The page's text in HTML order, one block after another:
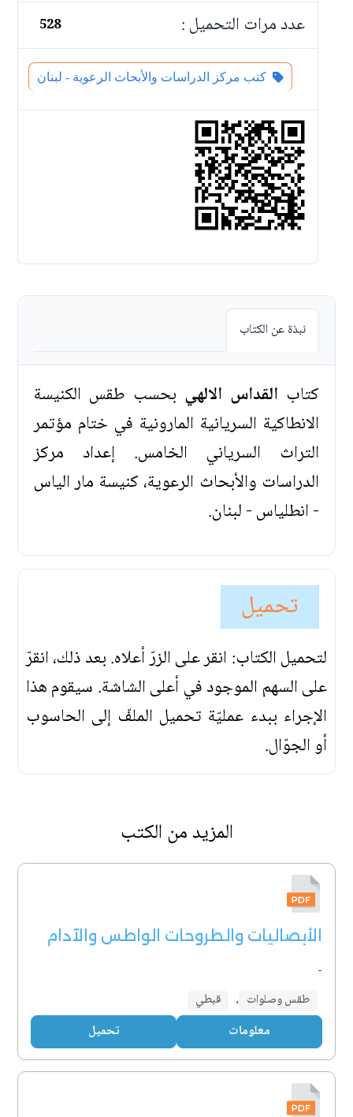
عدد مرات التحميل : 528
كتب مركز الدراسات والأبحاث الرعوية - لبنان
نبذة عن الكتاب
كتاب القداس الالهي بحسب طقس الكنيسة
الانطاكية السريانية المارونية في ختام مؤتمر
التراث السرياني الخامس. إعداد مركز
الدراسات والأبحاث الرعوية، كنيسة مار الياس
- انطلياس - لبنان.
تحميل
لتحميل الكتاب: انقر على الزرّ أعلاه. بعد ذلك، انقرّ
على السهم الموجود في أعلى الشاشة. سيقوم هذا
الإجراء ببدء عمليّة تحميل الملفّ إلى الحاسوب
أو الجوّال.
المزيد من الكتب
الأبصاليات والطروحات الواطس والآدام
-
طقس وصلوات , قبطي
معلومات تحميل